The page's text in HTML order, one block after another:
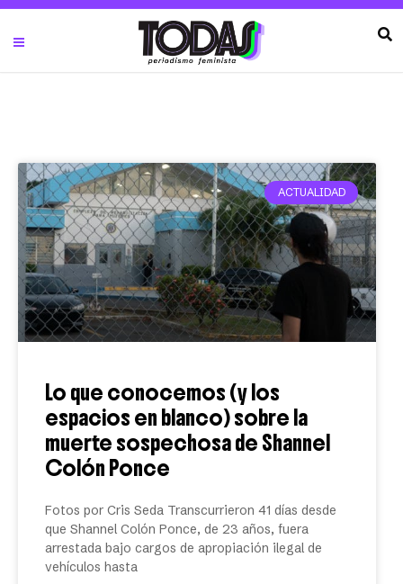
ACTUALIDAD
Lo que conocemos (y los
espacios en blanco) sobre la
muerte sospechosa de Shannel
Colón Ponce
Fotos por Cris Seda Transcurrieron 41 días desde
que Shannel Colón Ponce, de 23 años, fuera
arrestada bajo cargos de apropiación ilegal de
vehículos hasta